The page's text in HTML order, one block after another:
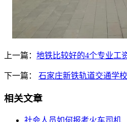
上一篇： 地铁比较好的4个专业工
下一篇： 石家庄新铁轨道交通学
相关文章